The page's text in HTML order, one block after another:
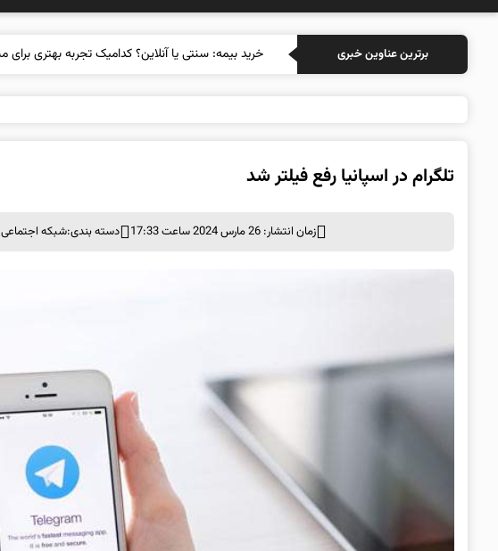
برترین عناوین خبری خرید بیمه: سنت
تلگرام در اسپانیا رفع فیلتر شد
زمان انتشار: 26 مارس 2024 ساعت 17:33 دسته بندی:شبكه اجتماعی